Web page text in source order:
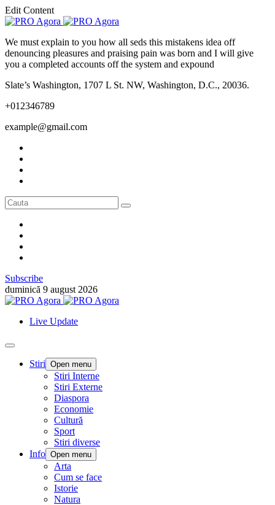
Edit Content
We must explain to you how all seds this mistakens idea off
denouncing pleasures and praising pain was born and I will give
you a completed accounts off the system and expound
Slate’s Washington, 1707 L St. NW, Washington, D.C., 20036.
+012346789
example@gmail.com
Subscribe
duminică 9 august 2026
Live Update
Stiri Open menu
Stiri Interne
Stiri Externe
Diaspora
Economie
Cultură
Sport
Stiri diverse
Info Open menu
Arta
Cum se face
Istorie
Natura